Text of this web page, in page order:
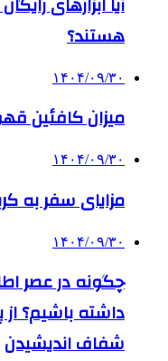
هستند؟
۱۴۰۴/۰۹/۳۰
میزان کافئین
۱۴۰۴/۰۹/۳۰
مزایای سفر به
۱۴۰۴/۰۹/۳۰
چگونه در عصر
داشته باشیم؟ از
شفاف اندیشیدن